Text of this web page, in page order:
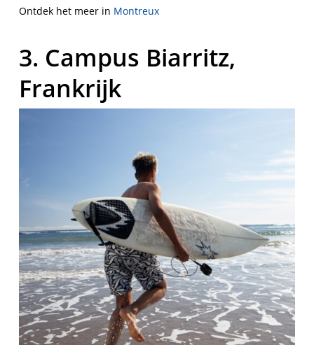
Ontdek het meer in Montreux
3. Campus Biarritz,
Frankrijk